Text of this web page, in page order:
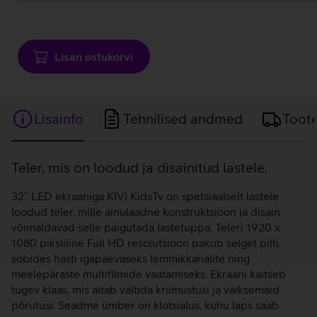
laadimine
Lisan ostukorvi
Lisainfo Tehnilised andmed
Lisainfo
Teler, mis on loodud ja disainitud lastele.
32’’ LED ekraaniga KIVI KidsTv on spetsiaalselt lastele
loodud teler, mille ainulaadne konstruktsioon ja disain
võimaldavad selle paigutada lastetuppa. Teleri 1920 x
1080 piksliline Full HD resolutsioon pakub selget pilti,
sobides hästi igapäevaseks lemmikkanalite ning
meelepäraste multifilmide vaatamiseks. Ekraani kaitseb
tugev klaas, mis aitab vältida kriimustusi ja väiksemaid
põrutusi. Seadme ümber on klotsialus, kuhu laps saab